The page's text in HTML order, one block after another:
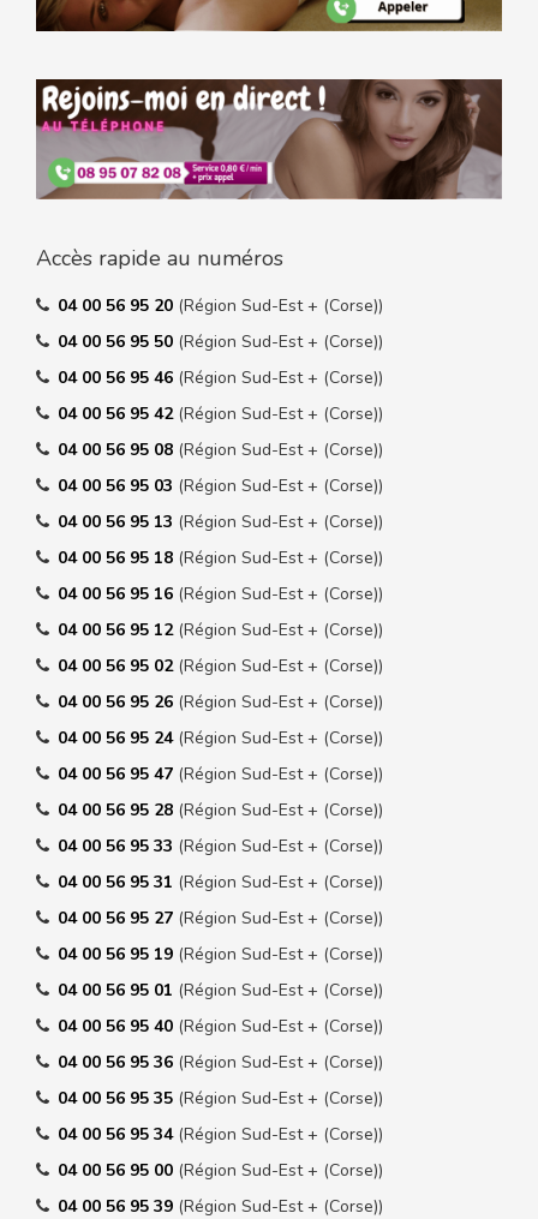
Accès rapide au numéros
04 00 56 95 20 (Région Sud-Est + (Corse))
04 00 56 95 50 (Région Sud-Est + (Corse))
04 00 56 95 46 (Région Sud-Est + (Corse))
04 00 56 95 42 (Région Sud-Est + (Corse))
04 00 56 95 08 (Région Sud-Est + (Corse))
04 00 56 95 03 (Région Sud-Est + (Corse))
04 00 56 95 13 (Région Sud-Est + (Corse))
04 00 56 95 18 (Région Sud-Est + (Corse))
04 00 56 95 16 (Région Sud-Est + (Corse))
04 00 56 95 12 (Région Sud-Est + (Corse))
04 00 56 95 02 (Région Sud-Est + (Corse))
04 00 56 95 26 (Région Sud-Est + (Corse))
04 00 56 95 24 (Région Sud-Est + (Corse))
04 00 56 95 47 (Région Sud-Est + (Corse))
04 00 56 95 28 (Région Sud-Est + (Corse))
04 00 56 95 33 (Région Sud-Est + (Corse))
04 00 56 95 31 (Région Sud-Est + (Corse))
04 00 56 95 27 (Région Sud-Est + (Corse))
04 00 56 95 19 (Région Sud-Est + (Corse))
04 00 56 95 01 (Région Sud-Est + (Corse))
04 00 56 95 40 (Région Sud-Est + (Corse))
04 00 56 95 36 (Région Sud-Est + (Corse))
04 00 56 95 35 (Région Sud-Est + (Corse))
04 00 56 95 34 (Région Sud-Est + (Corse))
04 00 56 95 00 (Région Sud-Est + (Corse))
04 00 56 95 39 (Région Sud-Est + (Corse))